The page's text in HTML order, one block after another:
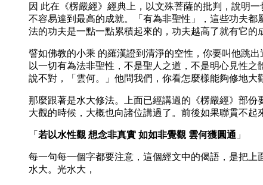
因 此在《楞嚴經》經典上，以文殊菩薩的批判，說明
不容易達到最高的成就。「有為非聖性」，這些功夫
法的功夫是一點一點累積起來的，功夫越高了就有它的
譬如佛教的小乘 的羅漢證到清淨的空性，你要叫他跳
以一切有為法非聖性，不是聖人之道，不是明心見性
說不對，「雲何。」他問我們，你看怎麼樣能夠修地大
那麼跟著是水大修法。上面已經講過的《楞嚴經》部
大觀的時候，大概也向諸位講過了。前後如果聯貫不起
「 若以水性觀 想念非真實 如如非覺觀 雲何獲圓通 」
每一句每一個字都要注意，這個經文中的偈語，是把
水大。光水大，